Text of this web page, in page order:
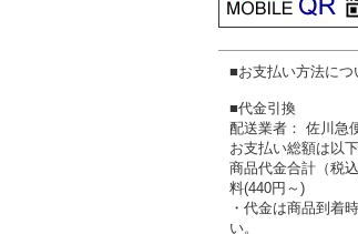
■お支払い方法につ
■代金引換
配送業者： 佐川急
お支払い総額は以
商品代金合計（税
料(440円～)
・代金は商品到着
い。